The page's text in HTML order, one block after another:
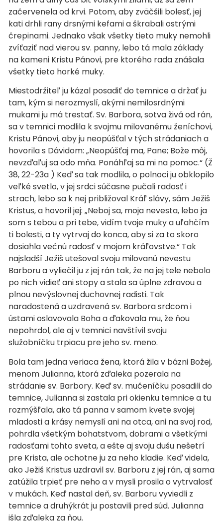
začervenela od krvi. Potom, aby zväčšili bolesť, jej
kati drhli rany drsnými kefami a škrabali ostrými
črepinami. Jednako však všetky tieto muky nemohli
zvíťaziť nad vierou sv. panny, lebo tá mala základy
na kameni Kristu Pánovi, pre ktorého rada znášala
všetky tieto horké muky.
Miestodržiteľ ju kázal posadiť do temnice a držať ju
tam, kým si nerozmyslí, akými nemilosrdnými
mukami ju má trestať. Sv. Barbora, sotva živá od rán,
sa v temnici modlila k svojmu milovanému ženíchovi,
Kristu Pánovi, aby ju neopúšťal v tých strádaniach a
hovorila s Dávidom: „Neopúšťaj ma, Pane; Bože môj,
nevzďaľuj sa odo mňa. Ponáhľaj sa mi na pomoc.“ (Ž
38, 22-23a ) Keď sa tak modlila, o polnoci ju obklopilo
veľké svetlo, v jej srdci súčasne pučali radosť i
strach, lebo sa k nej približoval Kráľ slávy, sám Ježiš
Kristus, a hovoril jej: „Neboj sa, moja nevesta, lebo ja
som s tebou a pri tebe, vidím tvoje muky a uľahčím
ti bolesti, a ty vytrvaj do konca, aby si za to skoro
dosiahla večnú radosť v mojom kráľovstve.“ Tak
najsladší Ježiš utešoval svoju milovanú nevestu
Barboru a vyliečil ju z jej rán tak, že na jej tele nebolo
po nich vidieť ani stopy a stala sa úplne zdravou a
plnou nevýslovnej duchovnej radisti. Tak
naradostená a uzdravená sv. Barbora srdcom i
ústami oslavovala Boha a ďakovala mu, že ňou
nepohrdol, ale aj v temnici navštívil svoju
služobníčku trpiacu pre jeho sv. meno.
Bola tam jedna veriaca žena, ktorá žila v bázni Božej,
menom Julianna, ktorá zďaleka pozerala na
strádanie sv. Barbory. Keď sv. mučeníčku posadili do
temnice, Julianna si zastala pri okienku temnice a tu
rozmýšľala, ako tá panna v samom kvete svojej
mladosti a krásy nemyslí ani na otca, ani na svoj rod,
pohrdla všetkým bohatstvom, dobrami a všetkými
radosťami tohto sveta, a ešte aj svoju dušu nešetrí
pre Krista, ale ochotne ju za neho kladie. Keď videla,
ako Ježiš Kristus uzdravil sv. Barboru z jej rán, aj sama
zatúžila trpieť pre neho a v mysli prosila o vytrvalosť
v mukách. Keď nastal deň, sv. Barboru vyviedli z
temnice a druhýkrát ju postavili pred súd. Julianna
išla zďaleka za ňou.